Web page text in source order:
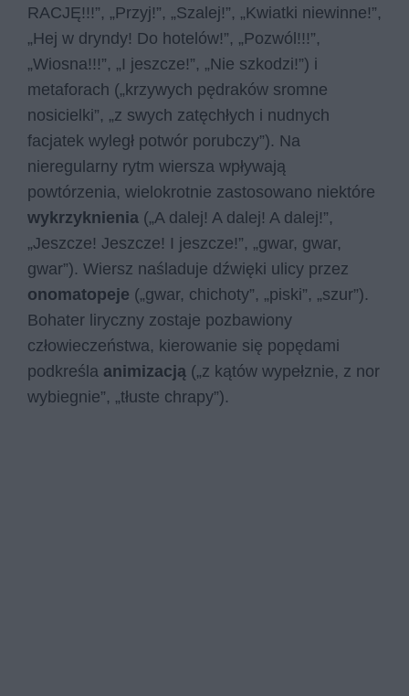
RACJĘ!!!”, „Przyj!”, „Szalej!”, „Kwiatki niewinne!”,
„Hej w dryndy! Do hotelów!”, „Pozwól!!!”,
„Wiosna!!!”, „I jeszcze!”, „Nie szkodzi!”) i
metaforach („krzywych pędraków sromne
nosicielki”, „z swych zatęchłych i nudnych
facjatek wyległ potwór porubczy”). Na
nieregularny rytm wiersza wpływają
powtórzenia, wielokrotnie zastosowano niektóre
wykrzyknienia („A dalej! A dalej! A dalej!”,
„Jeszcze! Jeszcze! I jeszcze!”, „gwar, gwar,
gwar”). Wiersz naśladuje dźwięki ulicy przez
onomatopeje („gwar, chichoty”, „piski”, „szur”).
Bohater liryczny zostaje pozbawiony
człowieczeństwa, kierowanie się popędami
podkreśla animizacją („z kątów wypełznie, z nor
wybiegnie”, „tłuste chrapy”).